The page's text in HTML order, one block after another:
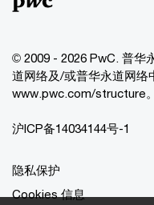
© 2009 - 2026 PwC. 普华
道网络及/或普华永道网络
www.pwc.com/structure。
沪ICP备14034144号-1
隐私保护
Cookies 信息